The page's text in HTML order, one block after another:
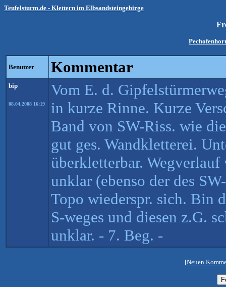
Teufelsturm.de - Klettern im Elbsandsteingebirge
Benutzer Kommentar
bip
08.04.2008 16:19
Vom E. d.
in kurze Rinne. Kurze
Band von SW-Riss. wie
gut ges. Wandkletterei.
überkletterbar.
unklar (ebenso der des
Topo wiederspr. sich. Bin
S-weges und diesen z.G.
unklar. - 7. Beg. -
[Neuen